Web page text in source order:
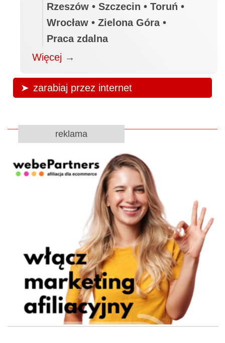
Rzeszów • Szczecin • Toruń •
Wrocław • Zielona Góra •
Praca zdalna
Więcej →
zarabiaj przez internet
reklama